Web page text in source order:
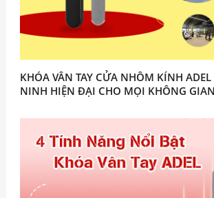
KHÓA VÂN TAY CỬA NHÔM KÍNH
NINH HIỆN ĐẠI CHO MỌI KHÔNG